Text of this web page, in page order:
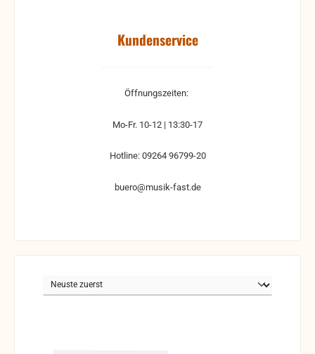
Kundenservice
Öffnungszeiten:
Mo-Fr. 10-12 | 13:30-17
Hotline: 09264 96799-20
buero@musik-fast.de